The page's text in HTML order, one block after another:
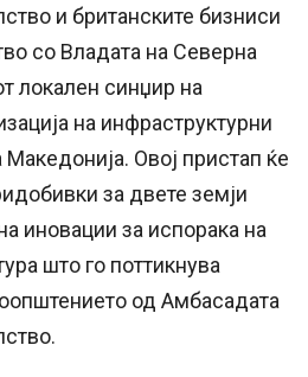
и британските бизниси
со Владата на Северна
локален синџир на
на инфраструктурни
Овој пристап ќе
за двете земји
иновации за испорака на
што го поттикнува
од Амбасадата